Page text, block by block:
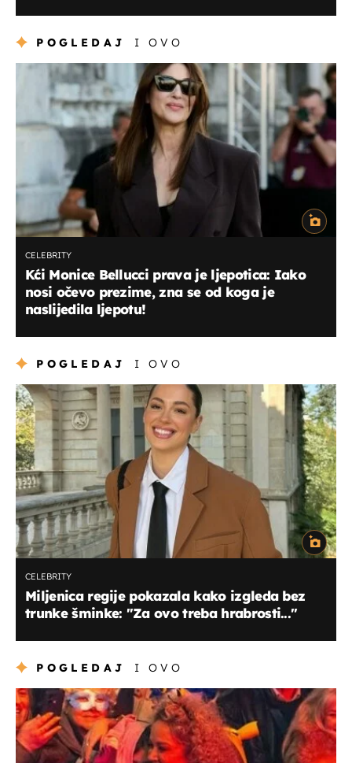
POGLEDAJ I OVO
CELEBRITY
Kći Monice Bellucci prava je ljepotica: Iako
nosi očevo prezime, zna se od koga je
naslijedila ljepotu!
POGLEDAJ I OVO
CELEBRITY
Miljenica regije pokazala kako izgleda bez
trunke šminke: "Za ovo treba hrabrosti..."
POGLEDAJ I OVO